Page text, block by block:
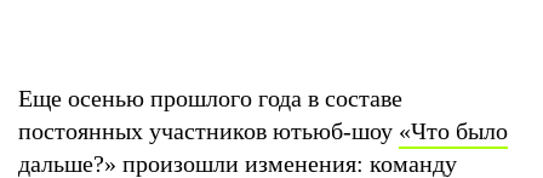
Еще осенью прошлого года в составе
постоянных участников ютьюб-шоу «Что было
дальше?» произошли изменения: команду